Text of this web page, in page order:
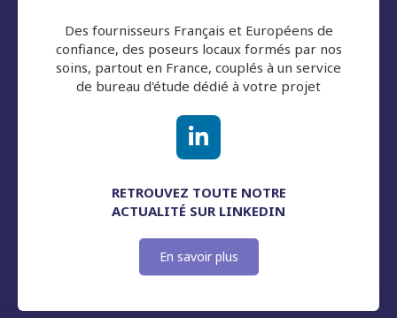
Des fournisseurs Français et Européens de
confiance, des poseurs locaux formés par nos
soins, partout en France, couplés à un service
de bureau d'étude dédié à votre projet
RETROUVEZ TOUTE NOTRE
ACTUALITÉ SUR LINKEDIN
En savoir plus